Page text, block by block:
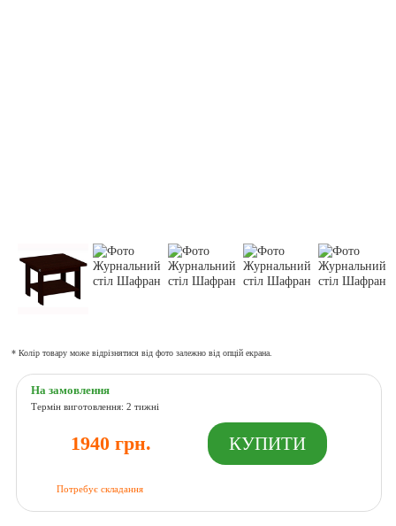
* Колір товару може відрізнятися від фото залежно від опцій екрана.
На замовлення
Термін виготовлення: 2 тижні
1940 грн.
Потребує складання